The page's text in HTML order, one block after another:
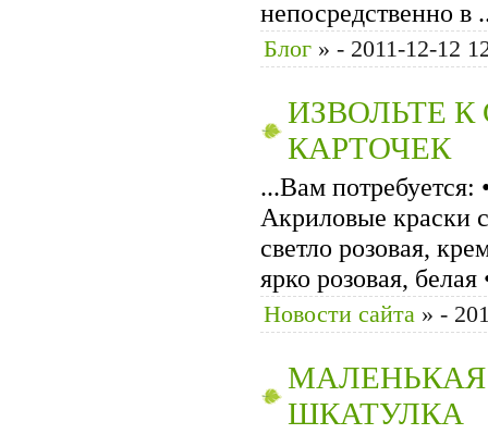
непосредст­венно в
Блог » - 2011-12-12
ИЗВОЛЬТЕ
КАРТОЧЕК
...Вам потребуется:
Акриловые краски
светло розовая,
ярко розовая, белая
Новости сайта » -
ШКАТУЛКА